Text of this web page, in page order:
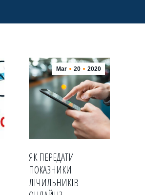
Mar 20 2020
ЯК ПЕРЕДАТИ
ПОКАЗНИКИ
ЛІЧИЛЬНИКІВ